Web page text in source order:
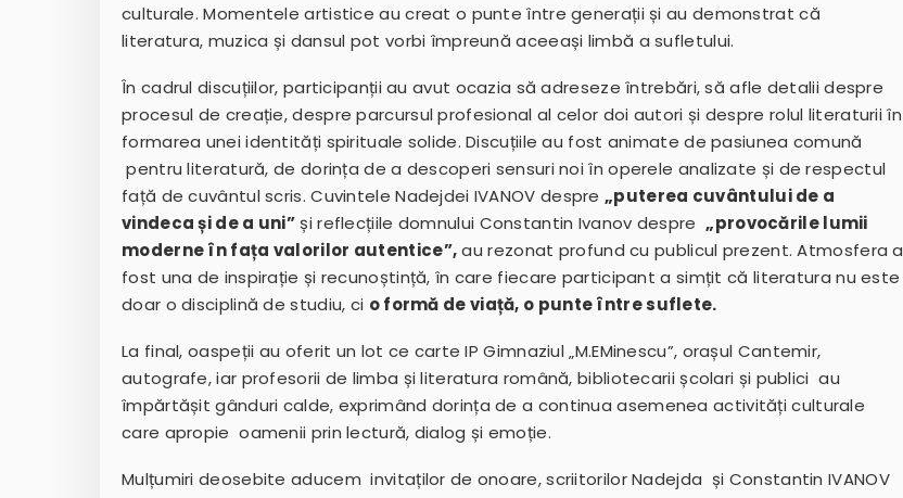
culturale. Momentele artistice au creat o punte între generații și au demonstrat că
literatura, muzica și dansul pot vorbi împreună aceeași limbă a sufletului.
În cadrul discuțiilor, participanții au avut ocazia să adreseze întrebări, să afle detalii despre
procesul de creație, despre parcursul profesional al celor doi autori și despre rolul literaturii în
formarea unei identități spirituale solide. Discuțiile au fost animate de pasiunea comună
pentru literatură, de dorința de a descoperi sensuri noi în operele analizate și de respectul
față de cuvântul scris. Cuvintele Nadejdei IVANOV despre„puterea cuvântuluide a
vindeca și de a uni” și reflecțiile domnului Constantin Ivanov despre„provocările lumii
moderne în fața valorilor autentice”,au rezonat profund cu publicul prezent. Atmosfera a
fost una de inspirație și recunoștință, în care fiecare participant a simțit că literatura nu este
doar o disciplină de studiu, ci o formă de viață, o punte între suflete.
La final, oaspeții au oferit un lot ce carte IP Gimnaziul „M.EMinescu”, orașul Cantemir,
autografe, iar profesorii de limba și literatura română, bibliotecarii școlari și publici au
împărtășit gânduri calde, exprimând dorința de a continua asemenea activități culturale
care apropie oamenii prin lectură, dialog și emoție.
Mulțumiri deosebite aducem invitaților de onoare, scriitorilor Nadejda și Constantin IVANOV